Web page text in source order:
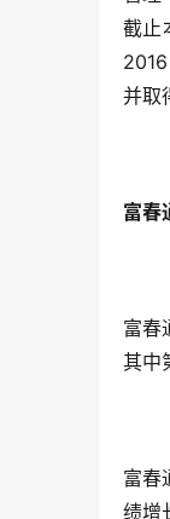
截止
并取
富春
富春
其中
富春
绩增